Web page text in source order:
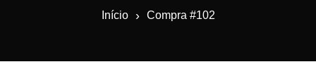
Início › Compra #102